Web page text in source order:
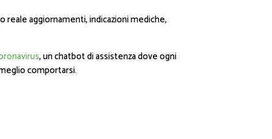
reale aggiornamenti, indicazioni mediche,
, un chatbot di assistenza dove ogni
comportarsi.